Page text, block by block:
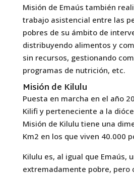
Misión de Emaús también
trabajo asistencial entre las
pobres de su ámbito de
distribuyendo alimentos y
sin recursos, gestionando
programas de nutrición, etc.
Misión de Kilulu
Puesta en marcha en el año
Kilifi y perteneciente a la
Misión de Kilulu tiene una
Km2 en los que viven 40.000
Kilulu es, al igual que Emaús,
extremadamente pobre, pero